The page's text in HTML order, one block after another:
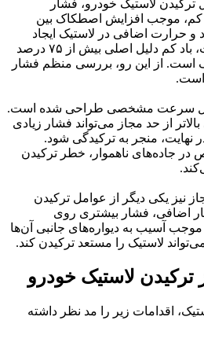
ترکیدن لاستیک خودرو، فشار
کم، موجب افزایش اصطکاک بین
حرارت اضافی در لاستیک ایجاد
می‌کند. طبق مطالعات، باد کم دلیل اصلی بیش از ۷۵ درصد
است. از این رو، بررسی منظم فشار
است.
سرعت مشخصی طراحی شده است.
از حد مجاز می‌تواند فشار زیادی
نهایت، منجر به ترکیدگی شود.
جاده‌های ناهموار، خطر ترکیدن
نیز یکی دیگر از عوامل ترکیدن
اضافی، فشار بیشتری روی
موجب آسیب به دیواره‌های جانبی آن‌ها
لاستیک را مستعد ترکیدن کند.
ترکیدن لاستیک خودرو
اقدامات زیر را مد نظر داشته